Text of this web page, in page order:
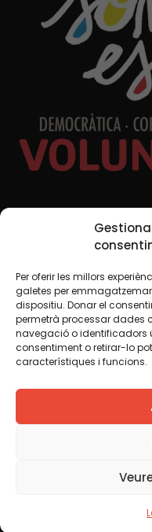
Per oferir les millors
galetes per
dispositiu. Donar el
permetrà processar dades
navegació o identificadors
consentiment o retirar-lo
característiques i funcions.
Social Media
TW YTB IG FB
Legal NoticeCookie
We believe that
we use a Creative
indicated in any
redistribute, remix or
commercial. We only